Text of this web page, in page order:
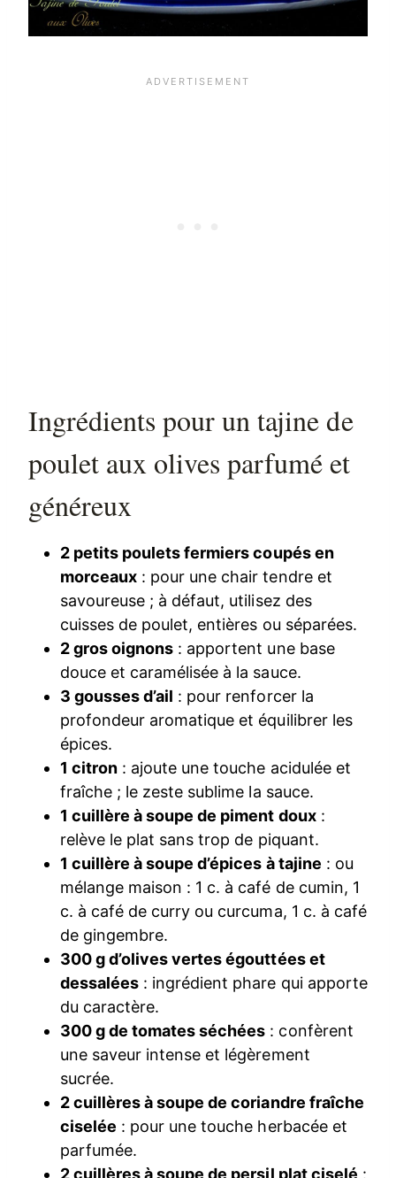
Ingrédients pour un tajine de
poulet aux olives parfumé et
généreux
2 petits poulets fermiers coupés en
morceaux : pour une chair tendre et
savoureuse ; à défaut, utilisez des
cuisses de poulet, entières ou séparées.
2 gros oignons : apportent une base
douce et caramélisée à la sauce.
3 gousses d’ail : pour renforcer la
profondeur aromatique et équilibrer les
épices.
1 citron : ajoute une touche acidulée et
fraîche ; le zeste sublime la sauce.
1 cuillère à soupe de piment doux:
relève le plat sans trop de piquant.
1 cuillère à soupe d’épices à tajine : ou
mélange maison : 1 c. à café de cumin, 1
c. à café de curry ou curcuma, 1 c. à café
de gingembre.
300 g d’olives vertes égouttées et
dessalées : ingrédient phare qui apporte
du caractère.
300 g de tomates séchées : confèrent
une saveur intense et légèrement
sucrée.
2 cuillères à soupe de coriandre fraîche
ciselée : pour une touche herbacée et
parfumée.
2 cuillères à soupe de persil plat ciselé :